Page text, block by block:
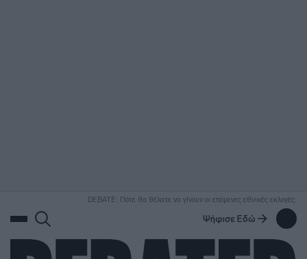
DEBATE: Πότε θα θέλατε να γίνουν οι επόμενες εθνικές εκλογές;
Ψήφισε Εδώ